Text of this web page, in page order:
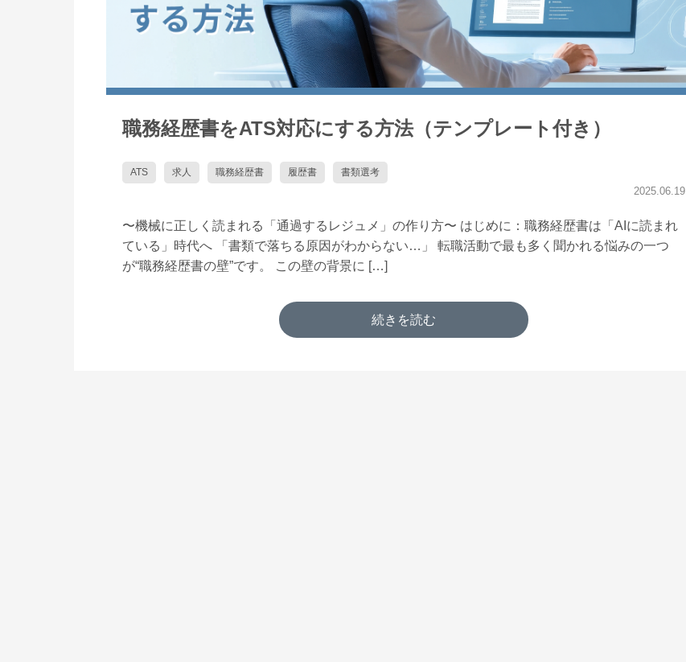
職務経歴書をATS対応にする方法（テンプレート付き）
ATS 求人 職務経歴書 履歴書 書類選考
2025.06.19
〜機械に正しく読まれる「通過するレジュメ」の作り方〜 はじめに：職務経歴書は「AIに読まれ
ている」時代へ 「書類で落ちる原因がわからない…」 転職活動で最も多く聞かれる悩みの一つ
が“職務経歴書の壁”です。 この壁の背景に […]
続きを読む